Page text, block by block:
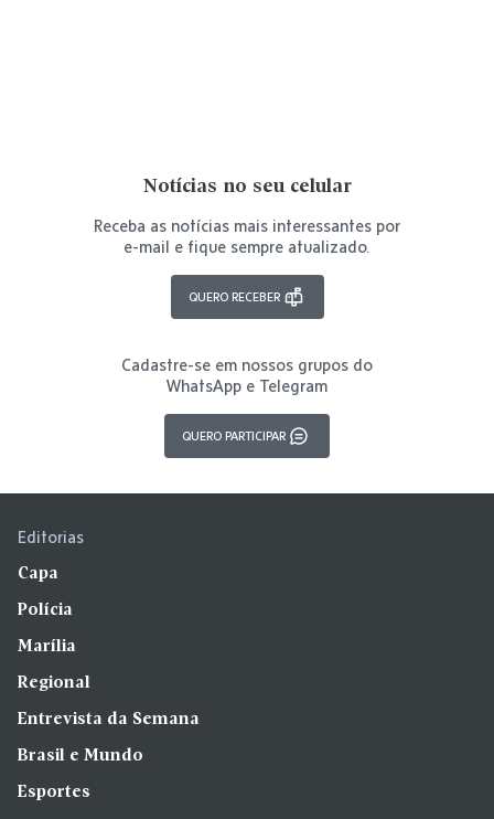
Notícias no seu celular
Receba as notícias mais interessantes por
e-mail e fique sempre atualizado.
QUERO RECEBER
Cadastre-se em nossos grupos do
WhatsApp e Telegram
QUERO PARTICIPAR
Editorias
Capa
Polícia
Marília
Regional
Entrevista da Semana
Brasil e Mundo
Esportes